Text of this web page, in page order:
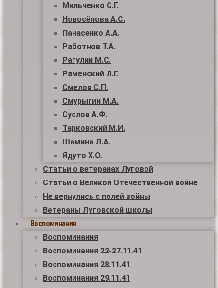
Мильченко С.Г.
Новосёлова А.С.
Панасенко А.А.
Работнов Т.А.
Рагулин М.С.
Раменский Л.Г.
Смелов С.П.
Смурыгин М.А.
Суслов А.Ф.
Тарковский М.И.
Шамина Л.А.
Ядуто Х.О.
Статьи о ветеранах Луговой
Статьи о Великой Отечественной войне
Не вернулись с полей войны
Ветераны Луговской школы
Воспоминания
Воспоминания
Воспоминания 22-27.11.41
Воспоминания 28.11.41
Воспоминания 29.11.41